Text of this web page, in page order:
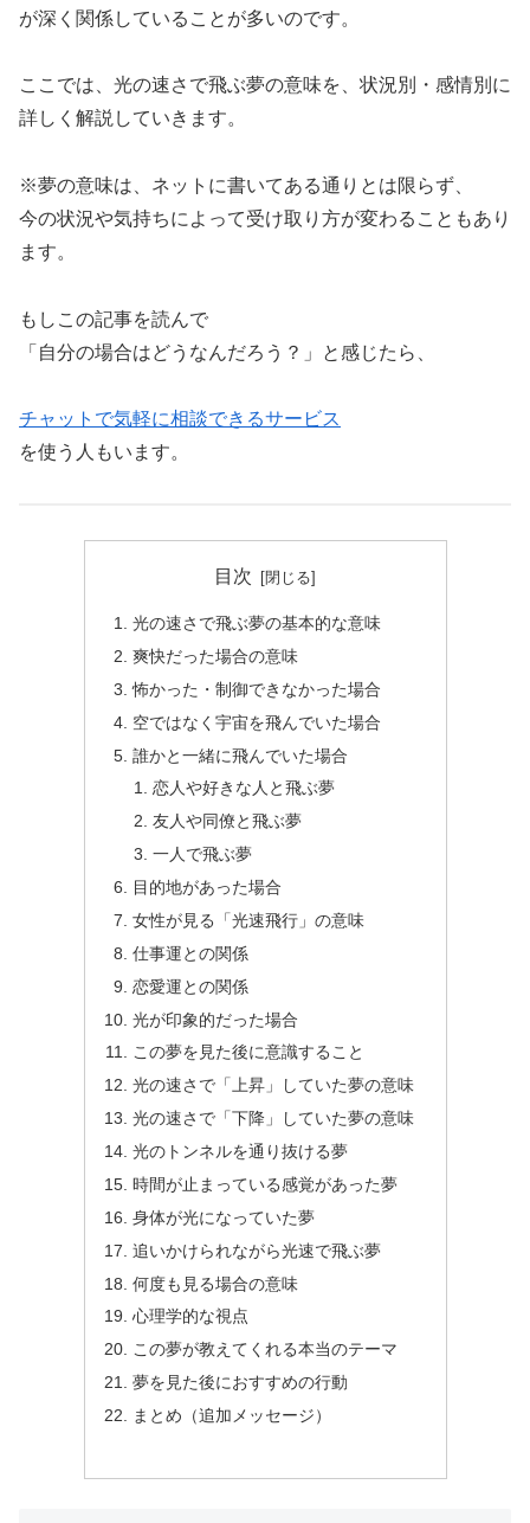
が深く関係していることが多いのです。
ここでは、光の速さで飛ぶ夢の意味を、状況別・感情別に
詳しく解説していきます。
※夢の意味は、ネットに書いてある通りとは限らず、
今の状況や気持ちによって受け取り方が変わることもあり
ます。
もしこの記事を読んで
「自分の場合はどうなんだろう？」と感じたら、
チャットで気軽に相談できるサービス
を使う人もいます。
目次
光の速さで飛ぶ夢の基本的な意味
爽快だった場合の意味
怖かった・制御できなかった場合
空ではなく宇宙を飛んでいた場合
誰かと一緒に飛んでいた場合
恋人や好きな人と飛ぶ夢
友人や同僚と飛ぶ夢
一人で飛ぶ夢
目的地があった場合
女性が見る「光速飛行」の意味
仕事運との関係
恋愛運との関係
光が印象的だった場合
この夢を見た後に意識すること
光の速さで「上昇」していた夢の意味
光の速さで「下降」していた夢の意味
光のトンネルを通り抜ける夢
時間が止まっている感覚があった夢
身体が光になっていた夢
追いかけられながら光速で飛ぶ夢
何度も見る場合の意味
心理学的な視点
この夢が教えてくれる本当のテーマ
夢を見た後におすすめの行動
まとめ（追加メッセージ）